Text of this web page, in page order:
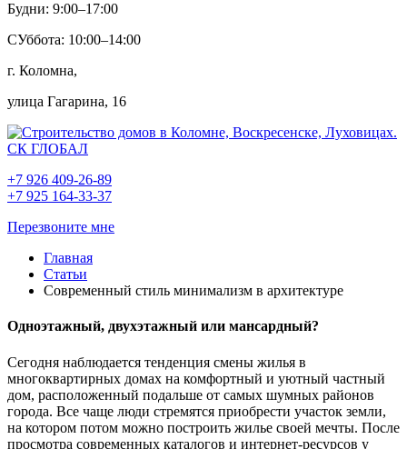
Будни: 9:00–17:00
СУббота: 10:00–14:00
г. Коломна,
улица Гагарина, 16
+7 926 409-26-89
+7 925 164-33-37
Перезвоните мне
Главная
Статьи
Современный стиль минимализм в архитектуре
Одноэтажный, двухэтажный или мансардный?
Сегодня наблюдается тенденция смены жилья в
многоквартирных домах на комфортный и уютный частный
дом, расположенный подальше от самых шумных районов
города. Все чаще люди стремятся приобрести участок земли,
на котором потом можно построить жилье своей мечты. После
просмотра современных каталогов и интернет-ресурсов у